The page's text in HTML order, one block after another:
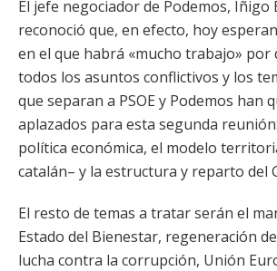
El jefe negociador de Podemos, Íñigo
reconoció que, en efecto, hoy
en el que habrá «mucho trabajo» por
todos los asuntos conflictivos y los
que separan a PSOE y Podemos han
aplazados para esta segunda
política económica, el modelo
catalán– y la estructura y reparto del
El resto de temas a tratar serán el
Estado del Bienestar, regeneración
lucha contra la corrupción, Unión